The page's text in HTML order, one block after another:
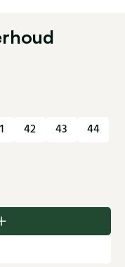
42 43
44